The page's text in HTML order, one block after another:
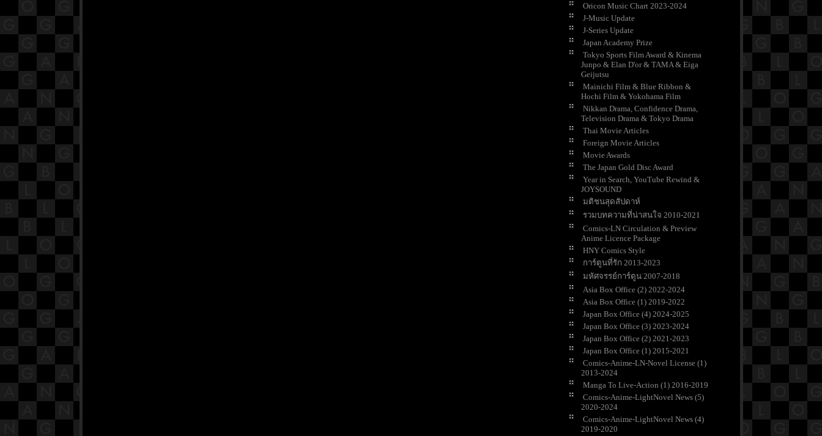
Oricon Music Chart 2023-2024
J-Music Update
J-Series Update
Japan Academy Prize
Tokyo Sports Film Award & Kinema
Junpo & Elan D'or & TAMA & Eiga
Geijutsu
Mainichi Film & Blue Ribbon &
Hochi Film & Yokohama Film
Nikkan Drama, Confidence Drama,
Television Drama & Tokyo Drama
Thai Movie Articles
Foreign Movie Articles
Movie Awards
The Japan Gold Disc Award
Year in Search, YouTube Rewind &
JOYSOUND
มติชนสุดสัปดาห์
รวมบทความที่น่าสนใจ 2010-2021
Comics-LN Circulation & Preview
Anime Licence Package
HNY Comics Style
การ์ตูนที่รัก 2013-2023
มหัศจรรย์การ์ตูน 2007-2018
Asia Box Office (2) 2022-2024
Asia Box Office (1) 2019-2022
Japan Box Office (4) 2024-2025
Japan Box Office (3) 2023-2024
Japan Box Office (2) 2021-2023
Japan Box Office (1) 2015-2021
Comics-Anime-LN-Novel License (1)
2013-2024
Manga To Live-Action (1) 2016-2019
Comics-Anime-LightNovel News (5)
2020-2024
Comics-Anime-LightNovel News (4)
2019-2020